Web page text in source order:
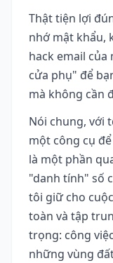
Thật tiện lợi
nhớ mật khẩu,
hack email
cửa phụ" để
mà không cần
Nói chung, với
một công cụ
là một phần
"danh tính" số
tôi giữ cho
toàn và tập
trọng: công
những vùng